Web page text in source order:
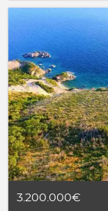
3.200.000€